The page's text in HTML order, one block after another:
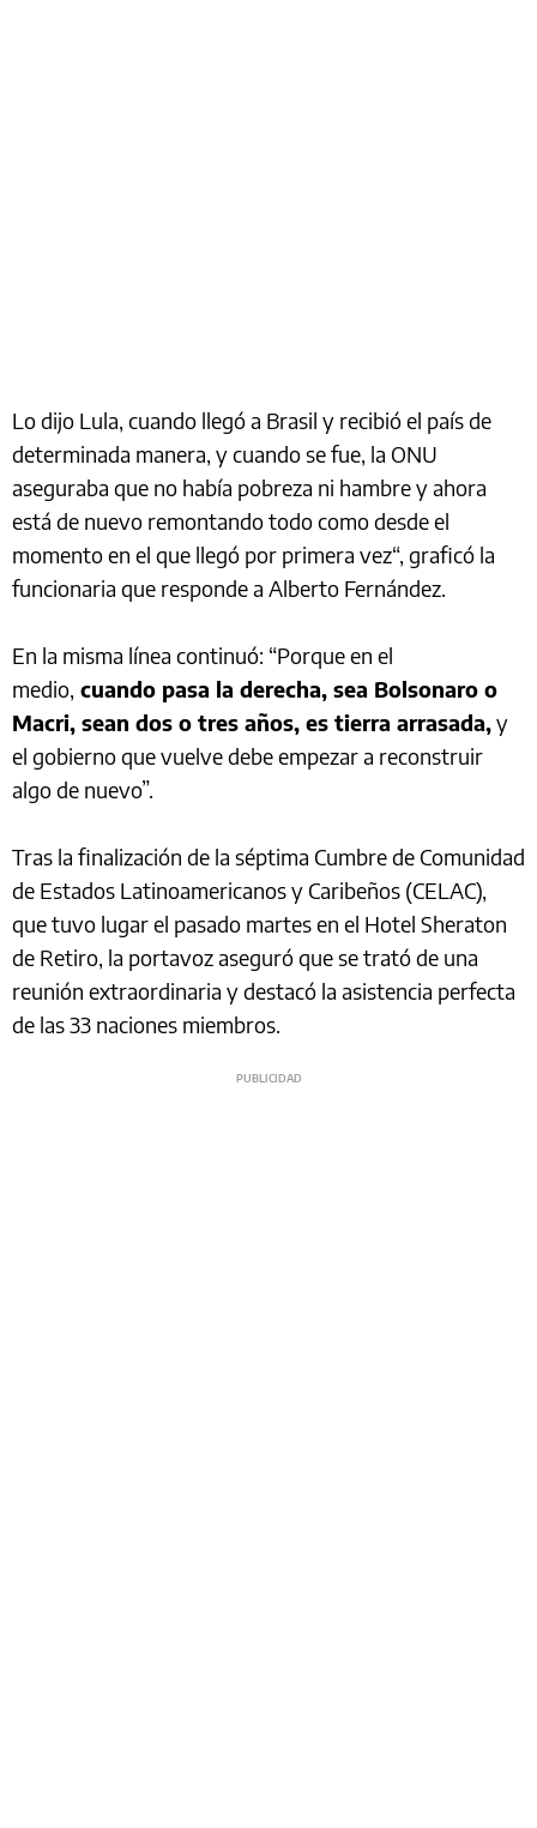
Lo dijo Lula, cuando llegó a Brasil y recibió el país de
determinada manera, y cuando se fue, la ONU
aseguraba que no había pobreza ni hambre y ahora
está de nuevo remontando todo como desde el
momento en el que llegó por primera vez“, graficó la
funcionaria que responde a Alberto Fernández.
En la misma línea continuó: “Porque en el
medio, cuando pasa la derecha, sea Bolsonaro o
Macri, sean dos o tres años, es tierra arrasada,y
el gobierno que vuelve debe empezar a reconstruir
algo de nuevo”.
Tras la finalización de la séptima Cumbre de Comunidad
de Estados Latinoamericanos y Caribeños (CELAC),
que tuvo lugar el pasado martes en el Hotel Sheraton
de Retiro, la portavoz aseguró que se trató de una
reunión extraordinaria y destacó la asistencia perfecta
de las 33 naciones miembros.